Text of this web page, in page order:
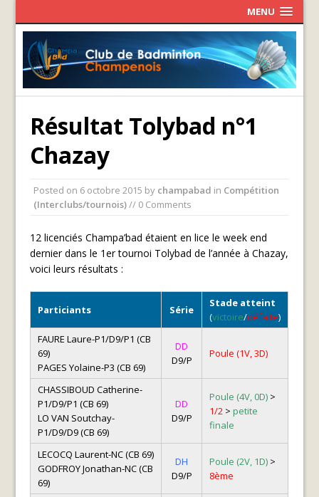
MENU
Résultat Tolybad n°1
Chazay
Posted on 6 octobre 2015 by champabad in Compétition
(Interclubs/tournois)// 0 Comments
12 licenciés Champa’bad étaient en lice le week end
dernier dans le 1er tournoi Tolybad de l’année à Chazay,
voici leurs résultats :
Particiants Série
Stade atteint
(victoire/défaite)
FAURE Laure-P1/D9/P1 (CB
69)
PAGES Yolaine-P3 (CB 69)
DD
D9/P
Poule (1V, 3D)
CHASSIBOUD Catherine-
P1/D9/P1 (CB 69)
LO VAN Soutchay-
P1/D9/D9 (CB 69)
DD
D9/P
Poule (4V, 0D) >
1/2 > petite
finale
LECOCQ Laurent-NC (CB 69)
GODFROY Jonathan-NC (CB
69)
DH
D9/P
Poule (2V, 1D) >
8ème